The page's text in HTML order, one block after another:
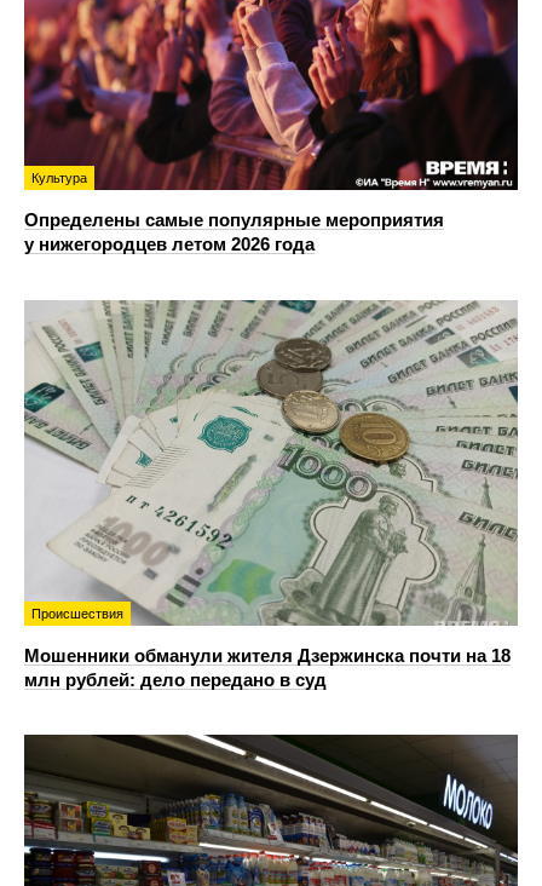
Культура
Определены самые популярные мероприятия
у нижегородцев летом 2026 года
Происшествия
Мошенники обманули жителя Дзержинска почти на 18
млн рублей: дело передано в суд